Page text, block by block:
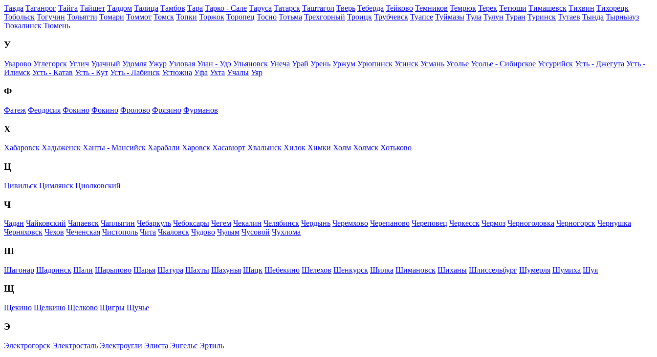
Тавда Таганрог Тайга Тайшет Талдом Талица Тамбов Тара Тарко - Сале Таруса Татарск Таштагол Тверь Теберда Тейково Темников Темрюк Терек Тетюши Тимашевск Тихвин Тихорецк
Тобольск Тогучин Тольятти Томари Томмот Томск Топки Торжок Торопец Тосно Тотьма Трехгорный Троицк Трубчевск Туапсе Туймазы Тула Тулун Туран Туринск Тутаев Тында Тырныауз
Тюкалинск Тюмень
У
Уварово Углегорск Углич Удачный Удомля Ужур Узловая Улан - Удэ Ульяновск Унеча Урай Урень Уржум Урюпинск Усинск Усмань Усолье Усолье - Сибирское Уссурийск Усть - Джегута Усть -
Илимск Усть - Катав Усть - Кут Усть - Лабинск Устюжна Уфа Ухта Учалы Уяр
Ф
Фатеж Феодосия Фокино Фокино Фролово Фрязино Фурманов
Х
Хабаровск Хадыженск Ханты - Мансийск Харабали Харовск Хасавюрт Хвалынск Хилок Химки Холм Холмск Хотьково
Ц
Цивильск Цимлянск Циолковский
Ч
Чадан Чайковский Чапаевск Чаплыгин Чебаркуль Чебоксары Чегем Чекалин Челябинск Чердынь Черемхово Черепаново Череповец Черкесск Чермоз Черноголовка Черногорск Чернушка
Черняховск Чехов Чеченская Чистополь Чита Чкаловск Чудово Чулым Чусовой Чухлома
Ш
Шагонар Шадринск Шали Шарыпово Шарья Шатура Шахты Шахунья Шацк Шебекино Шелехов Шенкурск Шилка Шимановск Шиханы Шлиссельбург Шумерля Шумиха Шуя
Щ
Щекино Щелкино Щелково Щигры Щучье
Э
Электрогорск Электросталь Электроугли Элиста Энгельс Эртиль